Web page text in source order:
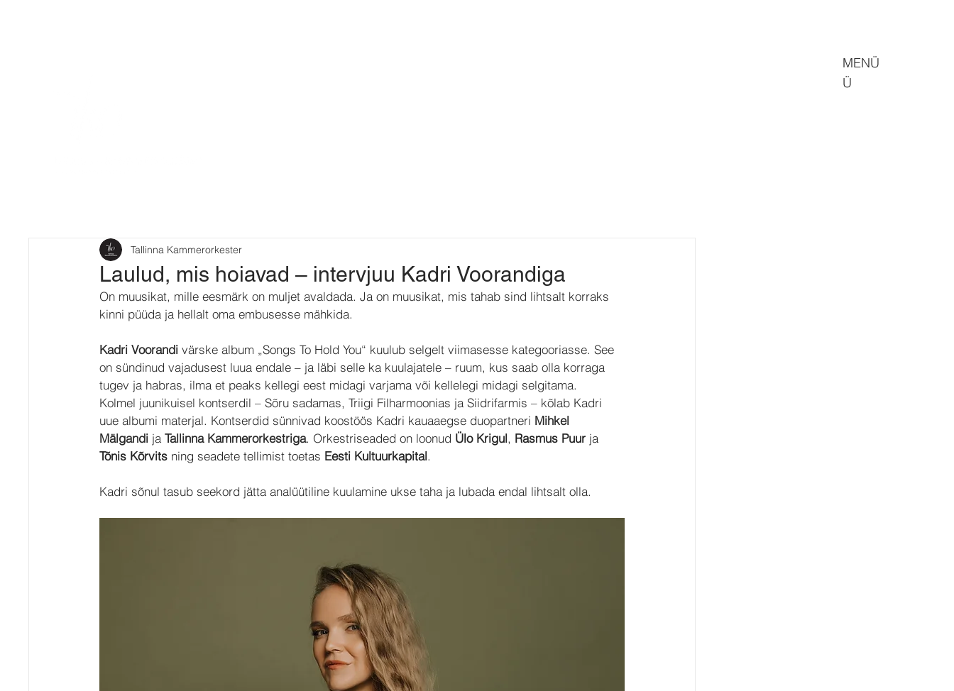
MENÜ
Ü
Laulud, mis hoiavad – intervjuu Kadri Voorandiga
Tallinna Kammerorkester
On muusikat, mille eesmärk on muljet avaldada. Ja on muusikat, mis tahab sind lihtsalt korraks
kinni püüda ja hellalt oma embusesse mähkida.
Kadri Voorandi värske album „Songs To Hold You“ kuulub selgelt viimasesse kategooriasse. See
on sündinud vajadusest luua endale – ja läbi selle ka kuulajatele – ruum, kus saab olla korraga
tugev ja habras, ilma et peaks kellegi eest midagi varjama või kellelegi midagi selgitama.
Kolmel juunikuisel kontserdil – Sõru sadamas, Triigi Filharmoonias ja Siidrifarmis – kõlab Kadri
uue albumi materjal. Kontserdid sünnivad koostöös Kadri kauaaegse duopartneri Mihkel
Mälgandi ja Tallinna Kammerorkestriga. Orkestriseaded on loonud Ülo Krigul, Rasmus Puur ja
Tõnis Kõrvits ning seadete tellimist toetas Eesti Kultuurkapital.
Kadri sõnul tasub seekord jätta analüütiline kuulamine ukse taha ja lubada endal lihtsalt olla.